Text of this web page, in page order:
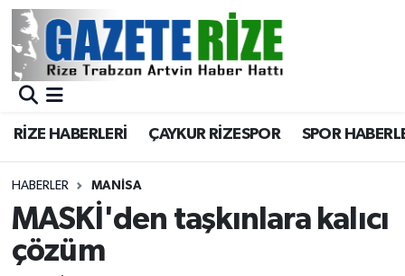
RİZE HABERLERİ ÇAYKUR RİZESPOR SPOR
HABERLER MANISA
MASKİ'den taşkınlara kalıcı
çözüm
BÖLGEMİZ
Asayiş
Rize Jandarma Komutanlığı
Bilim Teknoloji
Merkez Nöbetçi Eczaneler
Merkez Trafik Yoğunluk Haritası
Süper Lig Puan Durumu ve Fikstür
Tüm Manşetler